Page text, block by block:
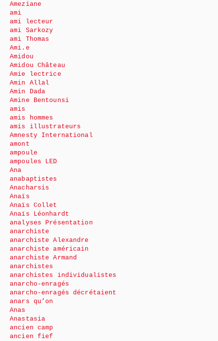
Ameziane
ami
ami lecteur
ami Sarkozy
ami Thomas
Ami.e
Amidou
Amidou Château
Amie lectrice
Amin Allal
Amin Dada
Amine Bentounsi
amis
amis hommes
amis illustrateurs
Amnesty International
amont
ampoule
ampoules LED
Ana
anabaptistes
Anacharsis
Anaïs
Anaïs Collet
Anaïs Léonhardt
analyses Présentation
anarchiste
anarchiste Alexandre
anarchiste américain
anarchiste Armand
anarchistes
anarchistes individualistes
anarcho-enragés
anarcho-enragés décrétaient
anars qu’on
Anas
Anastasia
ancien camp
ancien fief